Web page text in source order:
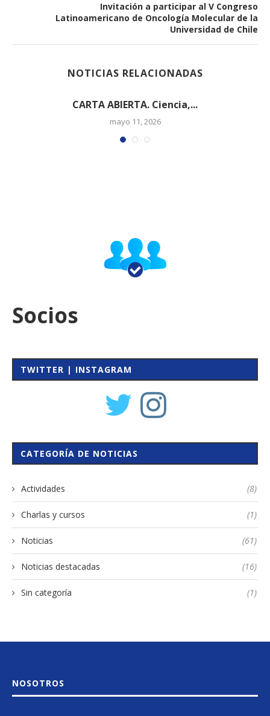
Invitación a participar al V Congreso
Latinoamericano de Oncología Molecular de la
Universidad de Chile
NOTICIAS RELACIONADAS
CARTA ABIERTA. Ciencia,...
mayo 11, 2026
Socios
TWITTER | INSTAGRAM
CATEGORÍA DE NOTICIAS
Actividades (8)
Charlas y cursos (1)
Noticias (61)
Noticias destacadas (16)
Sin categoría (1)
NOSOTROS